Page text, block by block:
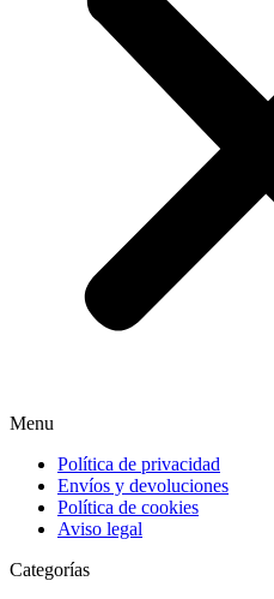
Menu
Política de privacidad
Envíos y devoluciones
Política de cookies
Aviso legal
Categorías